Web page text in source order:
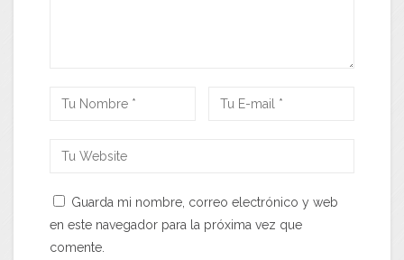
Guarda mi nombre, correo electrónico y web
en este navegador para la próxima vez que
comente.